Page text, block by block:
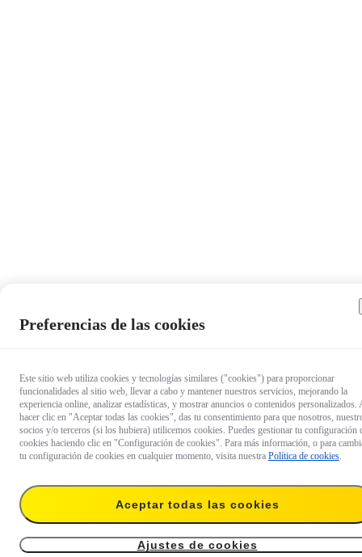
45,99 € Enviar a:
Se envía antes del 8 de agosto, entrega estimada del 11 al 13 de agosto.
Añadir al carrito
Preferencias de las cookies
Este sitio web utiliza cookies y tecnologías similares ("cookies") para proporcionar
funcionalidades al sitio web, llevar a cabo y mantener nuestros servicios, mejorando la
experiencia online, analizar estadísticas, y mostrar anuncios o contenidos personalizados.
hacer clic en "Aceptar todas las cookies", das tu consentimiento para que nosotros,
socios y/o terceros (si los hubiera) utilicemos cookies. Puedes gestionar tu configuración
cookies haciendo clic en "Configuración de cookies". Para más información, o para
tu configuración de cookies en cualquier momento, visita nuestra Política de cookies.
Aceptar todas las cookies
Ajustes de cookies